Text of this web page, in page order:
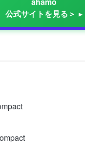
公式サイトを見る＞